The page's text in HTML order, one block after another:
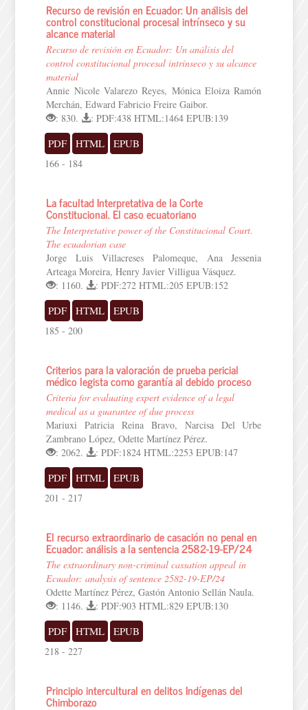
Recurso de revisión en Ecuador: Un análisis del
control constitucional procesal intrínseco y su
alcance material
Recurso de revisión en Ecuador: Un análisis del
control constitucional procesal intrínseco y su alcance
material
Annie Nicole Valarezo Reyes, Mónica Eloiza Ramón
Merchán, Edward Fabricio Freire Gaibor.
: 830.
: PDF:438 HTML:1464 EPUB:139
PDF HTML EPUB
166 - 184
La facultad Interpretativa de la Corte
Constitucional. El caso ecuatoriano
The Interpretative power of the Constitucional Court.
The ecuadorian case
Jorge Luis Villacreses Palomeque, Ana Jessenia
Arteaga Moreira, Henry Javier Villigua Vásquez.
: 1160.
: PDF:272 HTML:205 EPUB:152
PDF HTML EPUB
185 - 200
Criterios para la valoración de prueba pericial
médico legista como garantía al debido proceso
Criteria for evaluating expert evidence of a legal
medical as a guarantee of due process
Mariuxi Patricia Reina Bravo, Narcisa Del Urbe
Zambrano López, Odette Martínez Pérez.
: 2062.
: PDF:1824 HTML:2253 EPUB:147
PDF HTML EPUB
201 - 217
El recurso extraordinario de casación no penal en
Ecuador: análisis a la sentencia 2582-19-EP/24
The extraordinary non-criminal cassation appeal in
Ecuador: analysis of sentence 2582-19-EP/24
Odette Martínez Pérez, Gastón Antonio Sellán Naula.
: 1146.
: PDF:903 HTML:829 EPUB:130
PDF HTML EPUB
218 - 227
Principio intercultural en delitos Indígenas del
Chimborazo